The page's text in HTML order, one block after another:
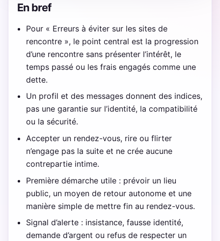
En bref
Pour « Erreurs à éviter sur les sites de
rencontre », le point central est la progression
d’une rencontre sans présenter l’intérêt, le
temps passé ou les frais engagés comme une
dette.
Un profil et des messages donnent des indices,
pas une garantie sur l’identité, la compatibilité
ou la sécurité.
Accepter un rendez-vous, rire ou flirter
n’engage pas la suite et ne crée aucune
contrepartie intime.
Première démarche utile : prévoir un lieu
public, un moyen de retour autonome et une
manière simple de mettre fin au rendez-vous.
Signal d’alerte : insistance, fausse identité,
demande d’argent ou refus de respecter un